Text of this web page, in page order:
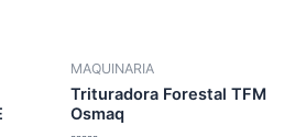
MAQUINARIA
Trituradora Forestal TFM
Osmaq